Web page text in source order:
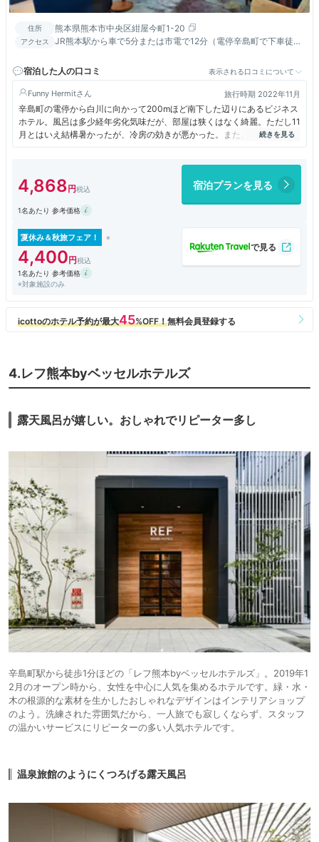
住所 熊本県熊本市中央区紺屋今町1-20
アクセス
JR熊本駅から車で5分または市電で12分（電停辛島町で下車徒歩
宿泊した人の口コミ
表示される口コミについて
Funny Hermit 旅行時期 2022年11月
辛島町の電停から白川に向かって200mほど南下した辺りにあるビジネス
ホテル。風呂は多少経年劣化気味だが、部屋は狭くはなく綺麗。ただし11
月とはいえ結構暑かったが、冷房の効きが悪かった。また、新市街からち
ょっと離れた立地なので、外が静かで良かった。このホテルチェーンは三
しい。
4,868 宿泊プランを見る
1名あたり 参考価格
夏休み＆秋旅フェア！
4,400
1名あたり 参考価格
※対象施設のみ
4.レフ熊本byベッセルホテルズ
露天風呂が嬉しい。おしゃれでリピーター多し
辛島町駅から徒歩1分ほどの「レフ熊本byベッセルホテルズ」。2019年1
2月のオープン時から、女性を中心に人気を集めるホテルです。緑・水・
木の根源的な素材を生かしたおしゃれなデザインはインテリアショップ
のよう。洗練された雰囲気だから、一人旅でも寂しくならず、スタッフ
の温かいサービスにリピーターの多い人気ホテルです。
温泉旅館のようにくつろげる露天風呂